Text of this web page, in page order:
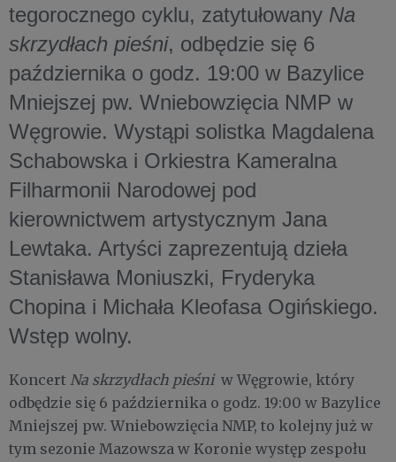
tegorocznego cyklu, zatytułowany Na
skrzydłach pieśni, odbędzie się 6
października o godz. 19:00 w Bazylice
Mniejszej pw. Wniebowzięcia NMP w
Węgrowie. Wystąpi solistka Magdalena
Schabowska i Orkiestra Kameralna
Filharmonii Narodowej pod
kierownictwem artystycznym Jana
Lewtaka. Artyści zaprezentują dzieła
Stanisława Moniuszki, Fryderyka
Chopina i Michała Kleofasa Ogińskiego.
Wstęp wolny.
Koncert Na skrzydłach pieśni w Węgrowie, który
odbędzie się 6 października o godz. 19:00 w Bazylice
Mniejszej pw. Wniebowzięcia NMP, to kolejny już w
tym sezonie Mazowsza w Koronie występ zespołu